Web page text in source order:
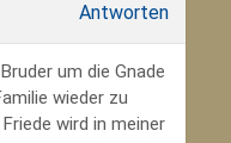
Antworten
um die Gnade
wieder zu
wird in meiner